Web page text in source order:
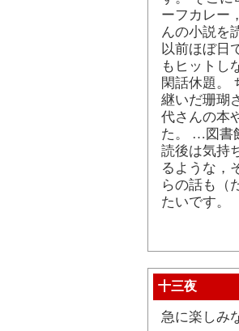
ーフカレー
んの小説を
以前ほぼ日
もヒットし
閑話休題。
継いだ珊瑚
代さんの本
た。 …図書
読後は気持
るような，
らの話も（
たいです。
十三夜
急に楽しみ